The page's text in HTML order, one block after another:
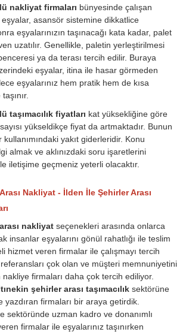
nakliyat firmaları bünyesinde çalışan
asansör sistemine dikkatlice
eşyalarınızın taşınacağı kata kadar, palet
uzatılır. Genellikle, paletin yerleştirilmesi
ya da terası tercih edilir. Buraya
eşyalar, itina ile hasar görmeden
eşyalarınız hem pratik hem de kısa
taşımacılık fiyatları kat yüksekliğine göre
yükseldikçe fiyat da artmaktadır. Bunun
yakıt giderleridir. Konu
almak ve aklınızdaki soru işaretlerini
iletişime geçmeniz yeterli olacaktır.
Nakliyat - İlden İle Şehirler Arası
nakliyat seçenekleri arasında onlarca
insanlar eşyalarını gönül rahatlığı ile teslim
hizmet veren firmalar ile çalışmayı tercih
çok olan ve müşteri memnuniyetini
firmaları daha çok tercih ediliyor.
şehirler arası taşımacılık sektörüne
yazdıran firmaları bir araya getirdik.
sektöründe uzman kadro ve donanımlı
firmalar ile eşyalarınız taşınırken